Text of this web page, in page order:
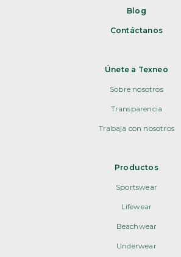
Blog
Contáctanos
Únete a Texneo
Sobre nosotros
Transparencia
Trabaja con nosotros
Productos
Sportswear
Lifewear
Beachwear
Underwear